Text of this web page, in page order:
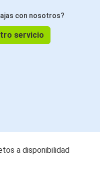
con nosotros?
servicio
a disponibilidad